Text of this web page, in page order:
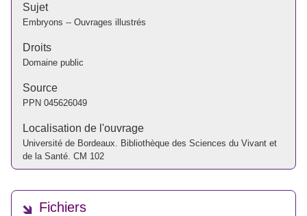
Sujet
Embryons -- Ouvrages illustrés
Droits
Domaine public
Source
PPN 045626049
Localisation de l'ouvrage
Université de Bordeaux. Bibliothèque des Sciences du Vivant et
de la Santé. CM 102
Fichiers